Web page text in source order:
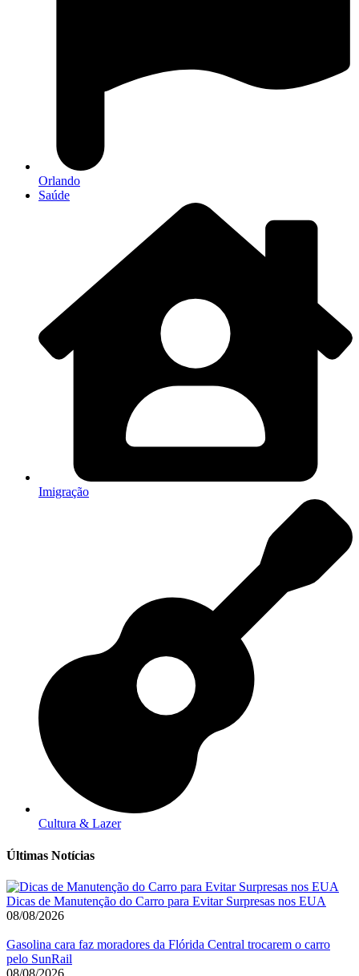
Orlando
Saúde
Imigração
Cultura & Lazer
Últimas Notícias
Dicas de Manutenção do Carro para Evitar Surpresas nos EUA
08/08/2026
Gasolina cara faz moradores da Flórida Central trocarem o carro
pelo SunRail
08/08/2026